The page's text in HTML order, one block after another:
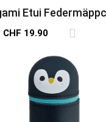
Etui
CHF 19.90